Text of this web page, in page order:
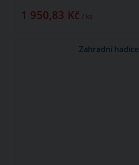
1 950,83 Kč / ks
Zahradní hadice